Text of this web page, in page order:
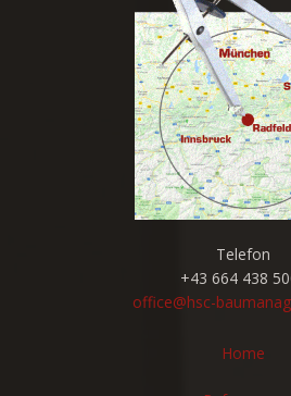
Telefon
+43 664 438
office@hsc-
Home